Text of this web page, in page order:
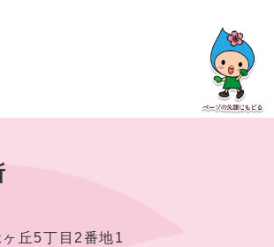
丘5丁目2番地1